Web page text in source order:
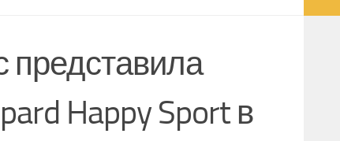
представила
Happy Sport в